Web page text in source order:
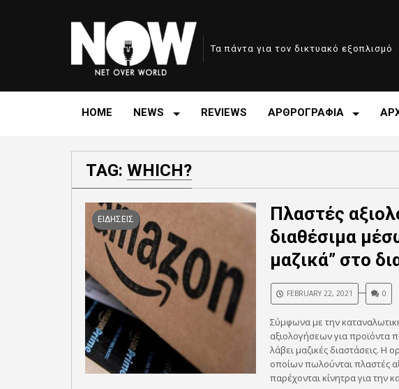
Τα πάντα για τον δικτυακό εξοπλισμό
HOME NEWS REVIEWS ΑΡΘΡΟΓΡΑΦΙΑ
TAG: WHICH?
ΕΙΔΗΣΕΙΣ
Πλαστές
διαθέσιμα
μαζικά” στο
FEBRUARY 22, 2021 0
Σύμφωνα με την
αξιολογήσεων για προϊόντα
λάβει μαζικές διαστάσεις. Η
οποίων πωλούνται πλαστές
παρέχονται κίνητρα για την